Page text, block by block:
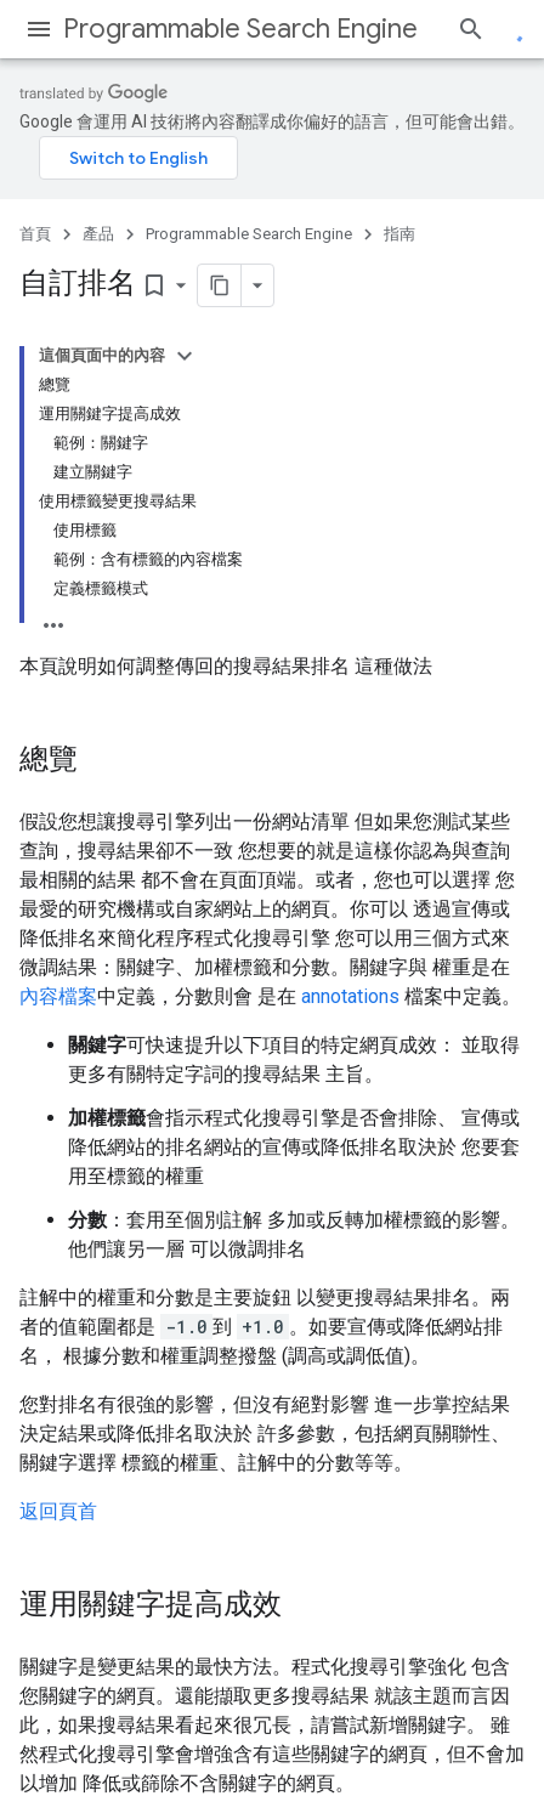
Programmable Search Engine
Google 會運用 AI 技術將內容翻譯成你偏好的語言，但可能會出錯。
首頁 產品 Programmable Search Engine 指南
自訂排名 bookmark_border
這個頁面中的內容
總覽
運用關鍵字提高成效
範例：關鍵字
建立關鍵字
使用標籤變更搜尋結果
使用標籤
範例：含有標籤的內容檔案
定義標籤模式
本頁說明如何調整傳回的搜尋結果排名 這種做法
總覽
假設您想讓搜尋引擎列出一份網站清單 但如果您測試某些
查詢，搜尋結果卻不一致 您想要的就是這樣你認為與查詢
最相關的結果 都不會在頁面頂端。或者，您也可以選擇 您
最愛的研究機構或自家網站上的網頁。你可以 透過宣傳或
降低排名來簡化程序程式化搜尋引擎 您可以用三個方式來
微調結果：關鍵字、加權標籤和分數。關鍵字與 權重是在
內容檔案中定義，分數則會 是在 annotations 檔案中定義。
關鍵字可快速提升以下項目的特定網頁成效： 並取得
更多有關特定字詞的搜尋結果 主旨。
加權標籤會指示程式化搜尋引擎是否會排除、 宣傳或
降低網站的排名網站的宣傳或降低排名取決於 您要套
用至標籤的權重
分數 ：套用至個別註解 多加或反轉加權標籤的影響。
他們讓另一層 可以微調排名
註解中的權重和分數是主要旋鈕 以變更搜尋結果排名。兩
者的值範圍都是 -1.0 到 +1.0 。如要宣傳或降低網站排
名， 根據分數和權重調整撥盤 (調高或調低值)。
您對排名有很強的影響，但沒有絕對影響 進一步掌控結果
決定結果或降低排名取決於 許多參數，包括網頁關聯性、
關鍵字選擇 標籤的權重、註解中的分數等等。
返回頁首
運用關鍵字提高成效
關鍵字是變更結果的最快方法。程式化搜尋引擎強化 包含
您關鍵字的網頁。還能擷取更多搜尋結果 就該主題而言因
此，如果搜尋結果看起來很冗長，請嘗試新增關鍵字。 雖
然程式化搜尋引擎會增強含有這些關鍵字的網頁，但不會加
以增加 降低或篩除不含關鍵字的網頁。